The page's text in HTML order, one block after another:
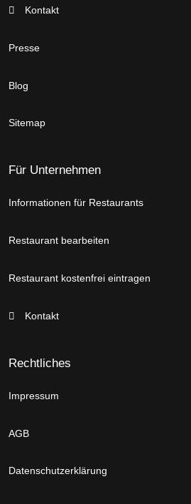
Kontakt
Presse
Blog
Sitemap
Für Unternehmen
Informationen für Restaurants
Restaurant bearbeiten
Restaurant kostenfrei eintragen
Kontakt
Rechtliches
Impressum
AGB
Datenschutzerklärung